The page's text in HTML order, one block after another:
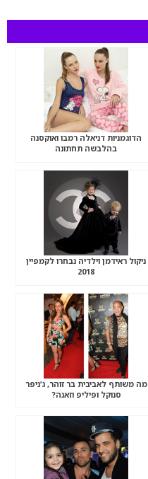
הדוגמניות דניאלה רמבו ואוקסנה
בהלבשה תחתונה
ניקול ראידמן וילדיה נבחרו לקמפיין
2018
מה משותף לאביבית בר זוהר, ג’ניפר
סנוקל ופיליפ וזאנה?